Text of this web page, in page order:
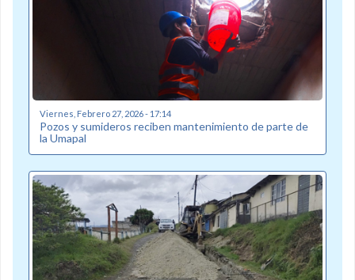
Viernes, Febrero 27, 2026 - 17:14
Pozos y sumideros reciben mantenimiento de parte de
la Umapal